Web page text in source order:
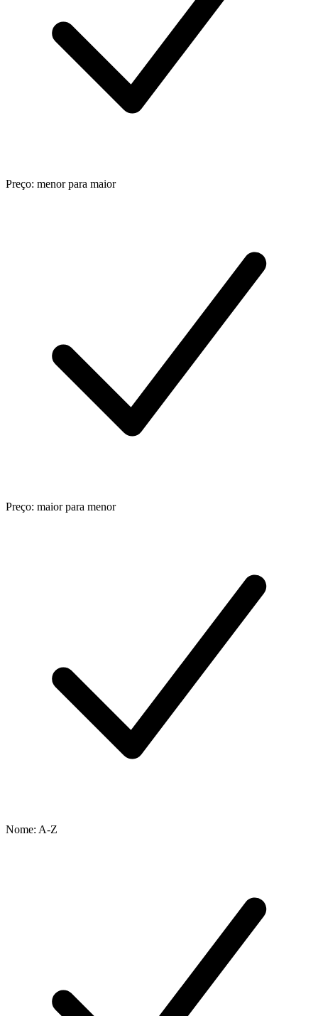
Preço: menor para maior
Preço: maior para menor
Nome: A-Z